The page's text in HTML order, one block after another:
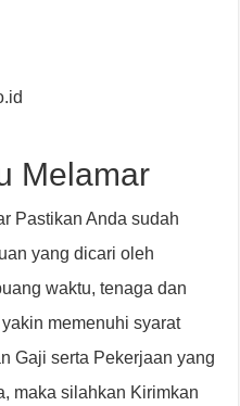
Melamar
Pastikan Anda sudah
yang dicari oleh
waktu, tenaga dan
memenuhi syarat
Gaji serta Pekerjaan yang
maka silahkan Kirimkan